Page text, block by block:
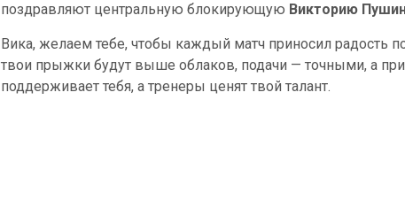
поздравляют центральную блокирующую Викторию
Вика, желаем тебе, чтобы каждый матч приносил радость
твои прыжки будут выше облаков, подачи — точными, а
поддерживает тебя, а тренеры ценят твой талант.